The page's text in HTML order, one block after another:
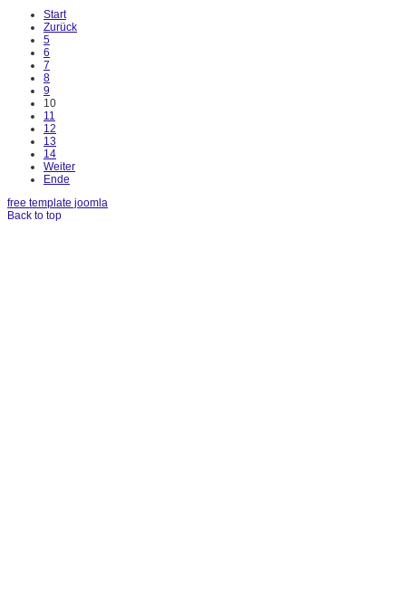
Start
Zurück
5
6
7
8
9
10
11
12
13
14
Weiter
Ende
free template joomla
Back to top